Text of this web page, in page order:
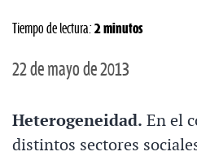
Tiempo de lectura: 2 minutos
22 de mayo de 2013
Heterogeneidad. En el
distintos sectores